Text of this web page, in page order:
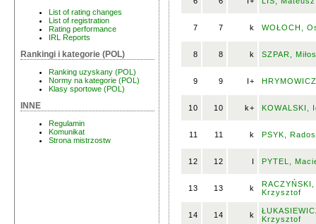
List of rating changes
List of registration
Rating performance
IRL Reports
Rankingi i kategorie (POL)
Ranking uzyskany (POL)
Normy na kategorie (POL)
Klasy sportowe (POL)
INNE
Regulamin
Komunikat
Strona mistrzostw
7 7 k WOŁOCH,
8 8 k SZPAR,
9 9 I+
10 10 k+ KOWALSKI,
11 11 k PSYK,
12 12 I PYTEL,
13 13 k
RACZYŃSKI,
Krzysztof
14 14 k
Krzysztof